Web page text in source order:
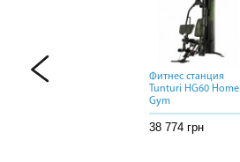
Фитнес станция
Фитнес станция
Tunturi HG60 Home
Gym
38 774 грн